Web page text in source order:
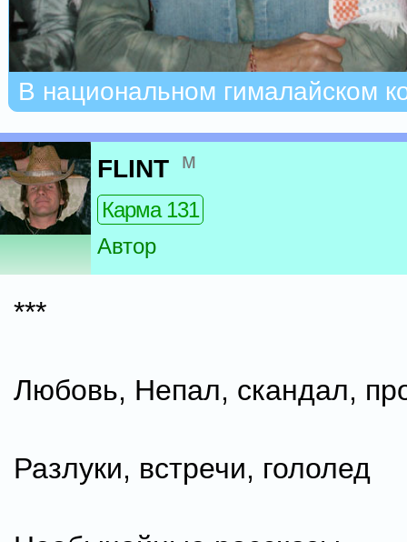
В национальном гималайском
FLINT м
Карма 131
Автор
***
Любовь, Непал, скандал,
Разлуки, встречи, гололед